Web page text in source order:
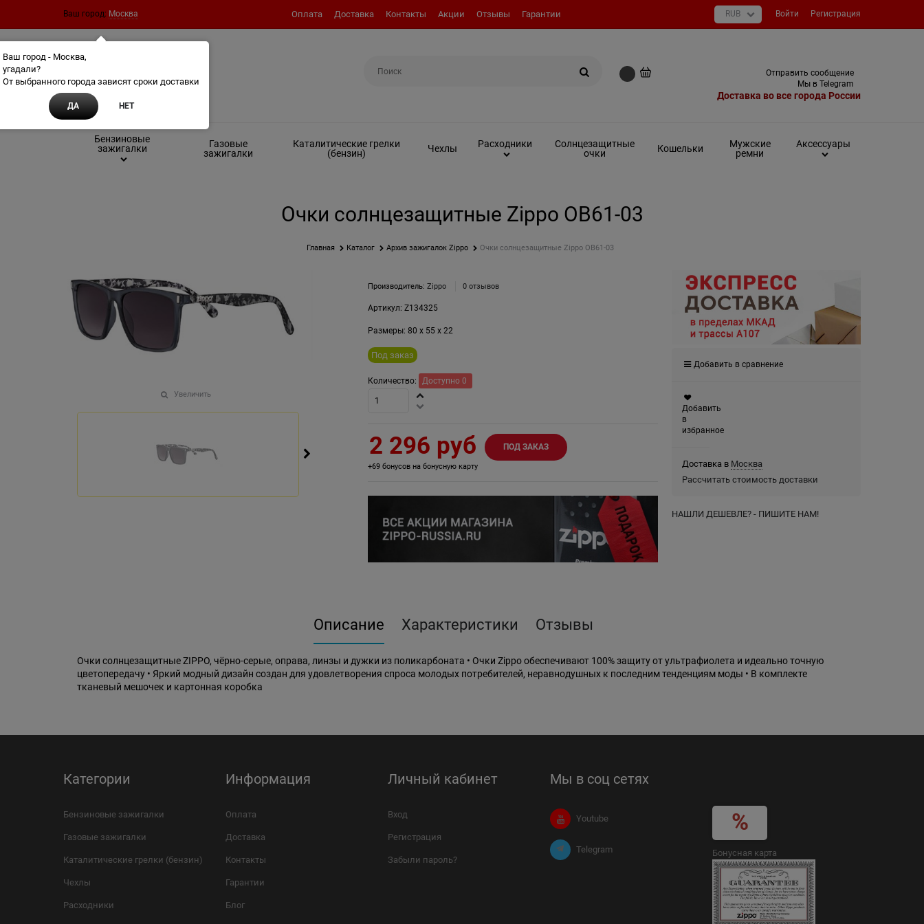
Ваш город: Москва Оплата Доставка Контакты Акции Отзывы Гарантии Войти Регистрация
Отправить сообщение
Мы в Telegram
Доставка во все города России
Бензиновые
зажигалки
Газовые
зажигалки
Каталитические грелки
(бензин)
Чехлы Расходники
Солнцезащитные
очки
Кошельки
Мужские
ремни
Аксессуары
Очки солнцезащитные Zippo OB61-03
Главная Каталог Архив зажигалок Zippo Очки солнцезащитные Zippo OB61-03
Увеличить
Производитель: Zippo 0 отзывов
Артикул: Z134325
Размеры: 80 x 55x 22
Под заказ
Количество: Доступно 0
2 296 руб
+69 бонусов на бонусную карту
ПОД ЗАКАЗ
Добавить в сравнение
Добавить
в
избранное
Доставка в Москва
Рассчитать стоимость доставки
НАШЛИ ДЕШЕВЛЕ? - ПИШИТЕ НАМ!
Описание Характеристики Отзывы
Очки солнцезащитные ZIPPO, чёрно-серые, оправа, линзы и дужки из поликарбоната • Очки Zippo обеспечивают 100% защиту от ультрафиолета и идеально точную
цветопередачу • Яркий модный дизайн создан для удовлетворения спроса молодых потребителей, неравнодушных к последним тенденциям моды • В комплекте
тканевый мешочек и картонная коробка
Категории
Бензиновые зажигалки
Газовые зажигалки
Каталитические грелки (бензин)
Чехлы
Расходники
Информация
Оплата
Доставка
Контакты
Гарантии
Блог
Личный кабинет
Вход
Регистрация
Забыли пароль?
Мы в соц сетях
Youtube
Telegram Бонусная карта
Ваш город - Москва,
угадали?
От выбранного города зависят сроки доставки
ДА НЕТ